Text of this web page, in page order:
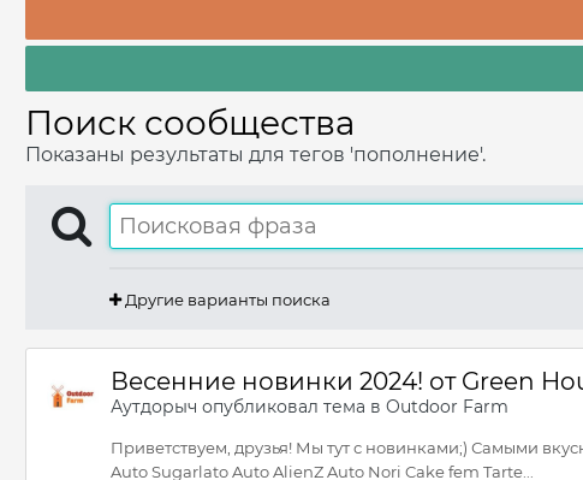
Поиск сообщества
Показаны результаты для тегов 'пополнение'.
Другие варианты поиска
Весенние новинки 2024! от Green
Аутдорыч опубликовал тема в Outdoor Farm
Приветствуем, друзья! Мы тут с новинками;) Самыми
Auto Sugarlato Auto AlienZ Auto Nori Cake fem Tarte...